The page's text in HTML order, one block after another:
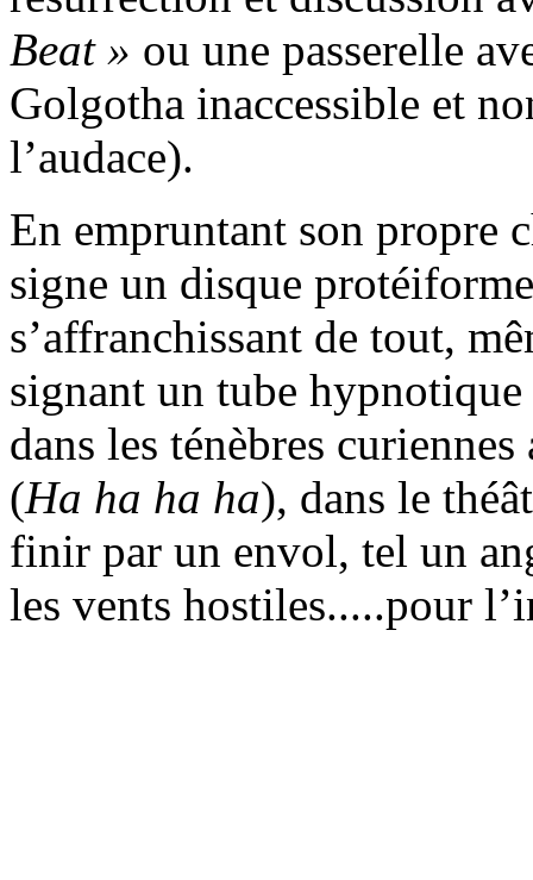
Beat » ou une passerelle
Golgotha inaccessible et
l’audace).
En empruntant son propre
signe un disque
s’affranchissant de tout,
signant un tube
dans les ténèbres
(Ha ha ha ha), dans le
finir par un envol, tel un
les vents hostiles.....pour